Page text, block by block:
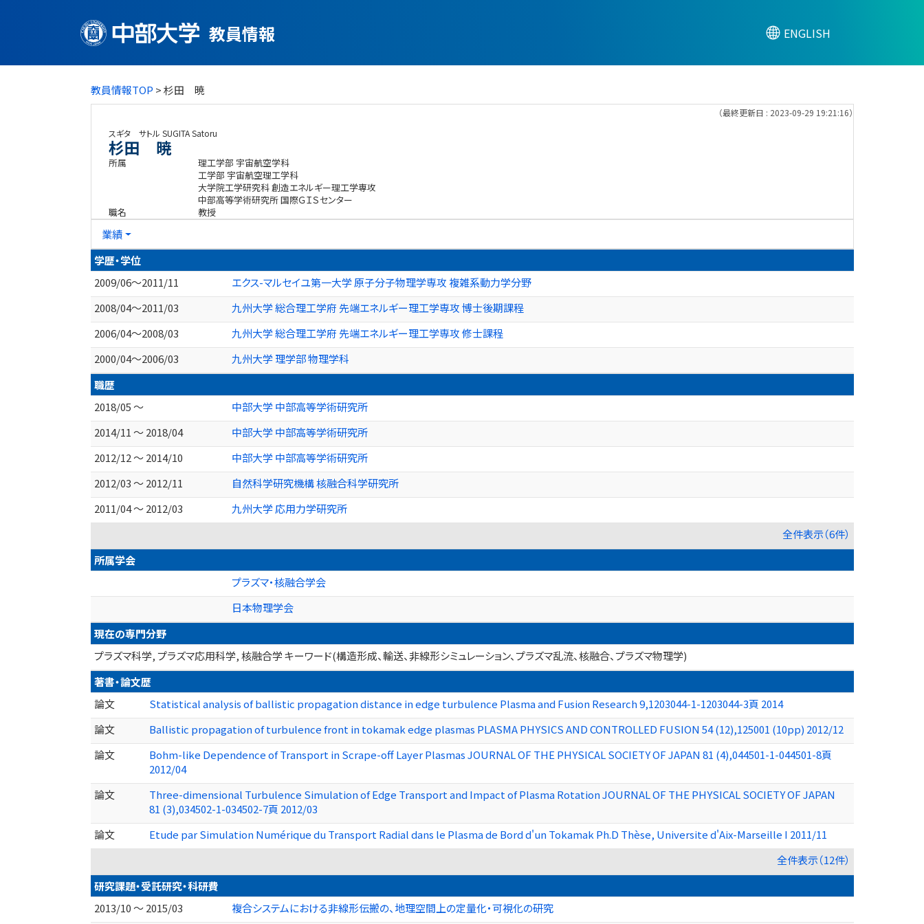
教員情報 ENGLISH
教員情報TOP > 杉田 暁
（最終更新日 : 2023-09-29 19:21:16）
スギタ サトル SUGITA Satoru
杉田 暁
所属
理工学部 宇宙航空学科
工学部 宇宙航空理工学科
大学院工学研究科 創造エネルギー理工学専攻
中部高等学術研究所 国際ＧＩＳセンター
職名
教授
業績
学歴・学位
2009/06～2011/11
エクス-マルセイユ第一大学 原子分子物理学専攻 複雑系動力学分野
2008/04～2011/03
九州大学 総合理工学府 先端エネルギー理工学専攻 博士後期課程
2006/04～2008/03
九州大学 総合理工学府 先端エネルギー理工学専攻 修士課程
2000/04～2006/03
九州大学 理学部 物理学科
職歴
2018/05 ～
中部大学 中部高等学術研究所
2014/11 ～ 2018/04
中部大学 中部高等学術研究所
2012/12 ～ 2014/10
中部大学 中部高等学術研究所
2012/03 ～ 2012/11
自然科学研究機構 核融合科学研究所
2011/04 ～ 2012/03
九州大学 応用力学研究所
全件表示（6件）
所属学会
プラズマ・核融合学会
日本物理学会
現在の専門分野
プラズマ科学, プラズマ応用科学, 核融合学 キーワード(構造形成、輸送、非線形シミュレーション、プラズマ乱流、核融合、プラズマ物理学)
著書・論文歴
論文
Statistical analysis of ballistic propagation distance in edge turbulence Plasma and Fusion Research 9,1203044-1-1203044-3頁 2014
論文
Ballistic propagation of turbulence front in tokamak edge plasmas PLASMA PHYSICS AND CONTROLLED FUSION 54 (12),125001 (10pp) 2012/12
論文
Bohm-like Dependence of Transport in Scrape-off Layer Plasmas JOURNAL OF THE PHYSICAL SOCIETY OF JAPAN 81 (4),044501-1-044501-8頁
2012/04
論文
Three-dimensional Turbulence Simulation of Edge Transport and Impact of Plasma Rotation JOURNAL OF THE PHYSICAL SOCIETY OF JAPAN
81 (3),034502-1-034502-7頁 2012/03
論文
Etude par Simulation Numérique du Transport Radial dans le Plasma de Bord d'un Tokamak Ph.D Thèse, Universite d'Aix-Marseille I 2011/11
全件表示（12件）
研究課題・受託研究・科研費
2013/10 ～ 2015/03
複合システムにおける非線形伝搬の、地理空間上の定量化・可視化の研究